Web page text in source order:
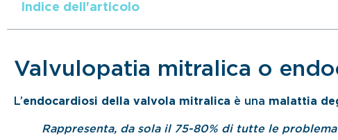
Indice dell'articolo
Valvulopatia mitralica o
L’endocardiosi della valvola mitralica è una malattia
Rappresenta, da sola il 75-80% di tutte le